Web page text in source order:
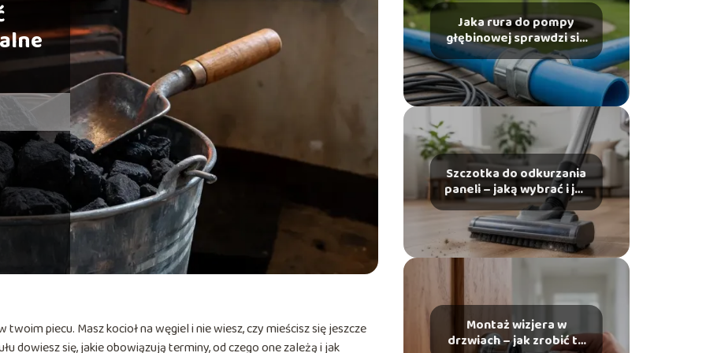
piecu. Masz kocioł na węgiel i nie wiesz, czy mieścisz się jeszcze
dowiesz się, jakie obowiązują terminy, od czego one zależą i jak
Jaka rura do pompy
głębinowej sprawdzi się
najlepiej?
Szczotka do odkurzania
paneli – jaką wybrać i jak
używać?
Montaż wizjera w
drzwiach – jak zrobić to